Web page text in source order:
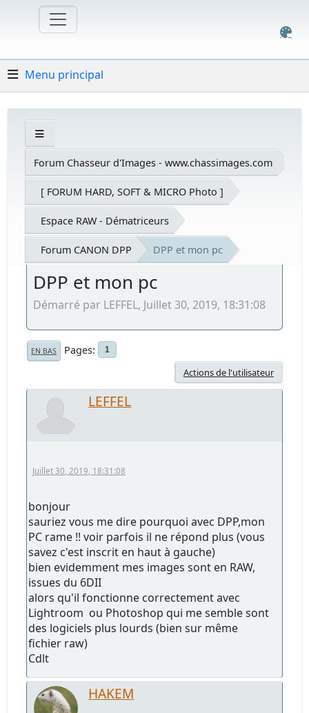
Menu principal
Forum Chasseur d'Images - www.chassimages.com
[ FORUM HARD, SOFT & MICRO Photo ]
Espace RAW - Dématriceurs
Forum CANON DPP DPP et mon pc
DPP et mon pc
Démarré par LEFFEL, Juillet 30, 2019, 18:31:08
EN BAS Pages 1
Actions de l'utilisateur
LEFFEL
Juillet 30, 2019, 18:31:08
bonjour
sauriez vous me dire pourquoi avec DPP,mon
PC rame !! voir parfois il ne répond plus (vous
savez c'est inscrit en haut à gauche)
bien evidemment mes images sont en RAW,
issues du 6DII
alors qu'il fonctionne correctement avec
Lightroom ou Photoshop qui me semble sont
des logiciels plus lourds (bien sur même
fichier raw)
Cdlt
HAKEM